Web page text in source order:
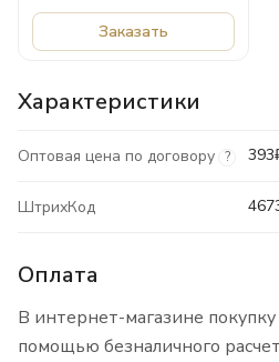
Заказать
Характеристики
Оптовая цена по договору ?
ШтрихКод
Оплата
В интернет-магазине
помощью безналичного